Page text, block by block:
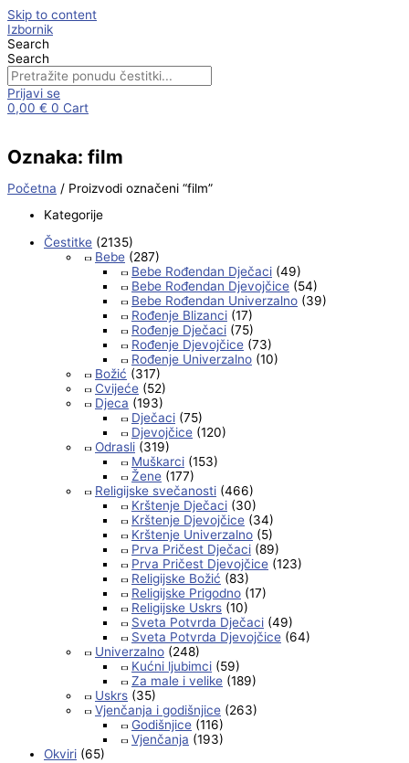
Skip to content
Izbornik
Search
Search
Prijavi se
0,00 € 0 Cart
Oznaka: film
Početna / Proizvodi označeni “film”
Kategorije
Čestitke (2135)
Bebe (287)
Bebe Rođendan Dječaci (49)
Bebe Rođendan Djevojčice (54)
Bebe Rođendan Univerzalno (39)
Rođenje Blizanci (17)
Rođenje Dječaci (75)
Rođenje Djevojčice (73)
Rođenje Univerzalno (10)
Božić (317)
Cvijeće (52)
Djeca (193)
Dječaci (75)
Djevojčice (120)
Odrasli (319)
Muškarci (153)
Žene (177)
Religijske svečanosti (466)
Krštenje Dječaci (30)
Krštenje Djevojčice (34)
Krštenje Univerzalno (5)
Prva Pričest Dječaci (89)
Prva Pričest Djevojčice (123)
Religijske Božić (83)
Religijske Prigodno (17)
Religijske Uskrs (10)
Sveta Potvrda Dječaci (49)
Sveta Potvrda Djevojčice (64)
Univerzalno (248)
Kućni ljubimci (59)
Za male i velike (189)
Uskrs (35)
Vjenčanja i godišnjice (263)
Godišnjice (116)
Vjenčanja (193)
Okviri (65)